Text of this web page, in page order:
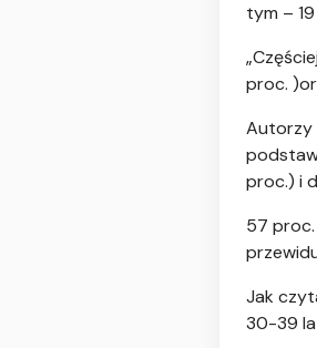
tym –
proc.
Autorzy
proc.) i
57
Jak
30-39